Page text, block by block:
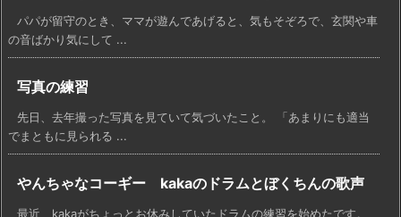
パパが留守のとき、ママが遊んであげると、気もそぞろで、玄関や車
の音ばかり気にして ...
写真の練習
先日、去年撮った写真を見ていて気づいたこと。 「あまりにも適当
でまともに見られる ...
やんちゃなコーギー kakaのドラムとぼくちんの歌声
最近、kakaがちょっとお休みしていたドラムの練習を始めたです。